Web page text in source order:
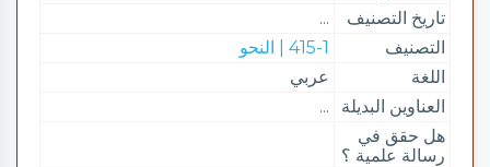
تاريخ التصنيف
...
التصنيف
415-1 | النحو
اللغة
عربي
العناوين البديلة
...
هل حقق في
رسالة علمية ؟